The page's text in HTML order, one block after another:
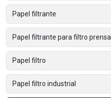
Papel filtrante
Papel filtrante para filtro prensa
Papel filtro
Papel filtro industrial